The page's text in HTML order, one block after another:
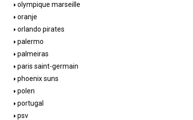
olympique marseille
oranje
orlando pirates
palermo
palmeiras
paris saint-germain
phoenix suns
polen
portugal
psv